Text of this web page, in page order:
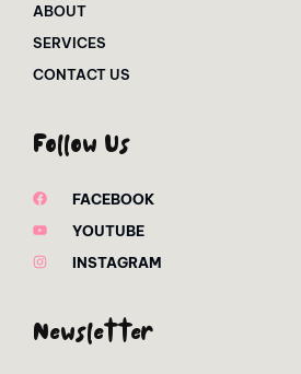
ABOUT
SERVICES
CONTACT US
Follow Us
FACEBOOK
YOUTUBE
INSTAGRAM
Newsletter